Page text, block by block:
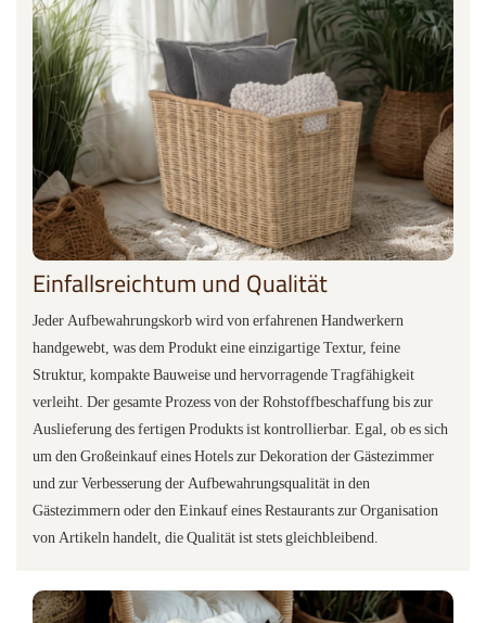
Einfallsreichtum und Qualität
Jeder Aufbewahrungskorb wird von erfahrenen Handwerkern
handgewebt, was dem Produkt eine einzigartige Textur, feine
Struktur, kompakte Bauweise und hervorragende Tragfähigkeit
verleiht. Der gesamte Prozess von der Rohstoffbeschaffung bis zur
Auslieferung des fertigen Produkts ist kontrollierbar. Egal, ob es sich
um den Großeinkauf eines Hotels zur Dekoration der Gästezimmer
und zur Verbesserung der Aufbewahrungsqualität in den
Gästezimmern oder den Einkauf eines Restaurants zur Organisation
von Artikeln handelt, die Qualität ist stets gleichbleibend.